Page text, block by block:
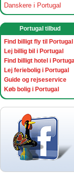
Danskere i Portugal
Portugal tilbud
Find billigt fly til Portugal
Lej billig bil i Portugal
Find billigt hotel i
Lej feriebolig i Portugal
Guide og rejseservice
Køb bolig i Portugal